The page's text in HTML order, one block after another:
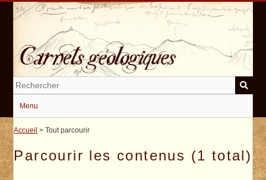
Passer
Menu
Accueil > Tout parcourir
Parcourir les contenus (1 total)